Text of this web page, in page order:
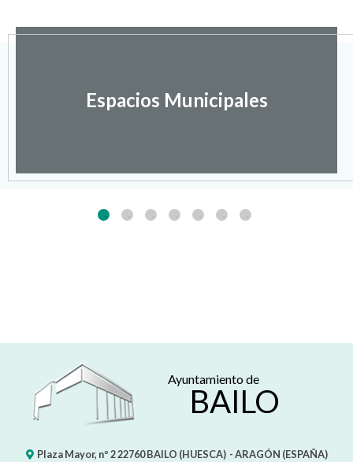
Espacios Municipales
Ayuntamiento de
BAILO
Plaza Mayor, nº 222760 BAILO (HUESCA) - ARAGÓN (ESPAÑA)